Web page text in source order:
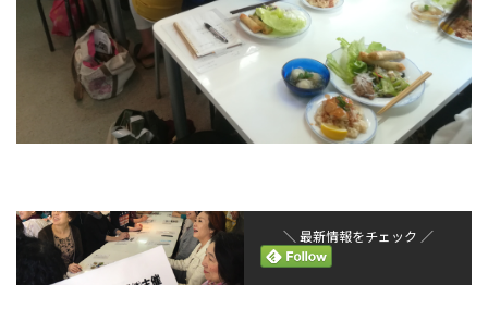
＼ 最新情報をチェック ／